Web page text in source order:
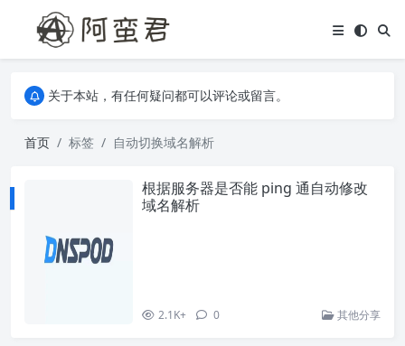
关于本站，有任何疑问都可以评论或留言。
关于本站，有任何疑问都可以评论或留言。
首页
标签 自动切换域名解析
根据服务器是否能 ping 通自动修改
域名解析
2.1K+ 0 其他分享